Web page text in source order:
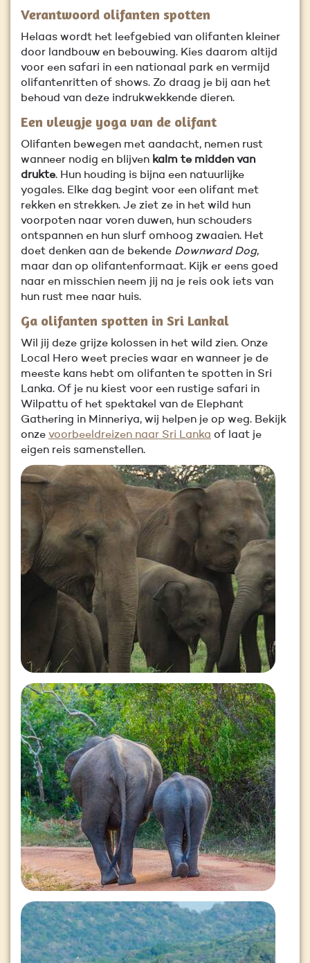
Verantwoord olifanten spotten
Helaas wordt het leefgebied van olifanten kleiner
door landbouw en bebouwing. Kies daarom altijd
voor een safari in een nationaal park en vermijd
olifantenritten of shows. Zo draag je bij aan het
behoud van deze indrukwekkende dieren.
Een vleugje yoga van de olifant
Olifanten bewegen met aandacht, nemen rust
wanneer nodig en blijven kalm te midden van
drukte. Hun houding is bijna een natuurlijke
yogales. Elke dag begint voor een olifant met
rekken en strekken. Je ziet ze in het wild hun
voorpoten naar voren duwen, hun schouders
ontspannen en hun slurf omhoog zwaaien. Het
doet denken aan de bekende Downward Dog,
maar dan op olifantenformaat. Kijk er eens goed
naar en misschien neem jij na je reis ook iets van
hun rust mee naar huis.
Ga olifanten spotten in Sri Lankal
Wil jij deze grijze kolossen in het wild zien. Onze
Local Hero weet precies waar en wanneer je de
meeste kans hebt om olifanten te spotten in Sri
Lanka. Of je nu kiest voor een rustige safari in
Wilpattu of het spektakel van de Elephant
Gathering in Minneriya, wij helpen je op weg. Bekijk
onze voorbeeldreizen naar Sri Lanka of laat je
eigen reis samenstellen.